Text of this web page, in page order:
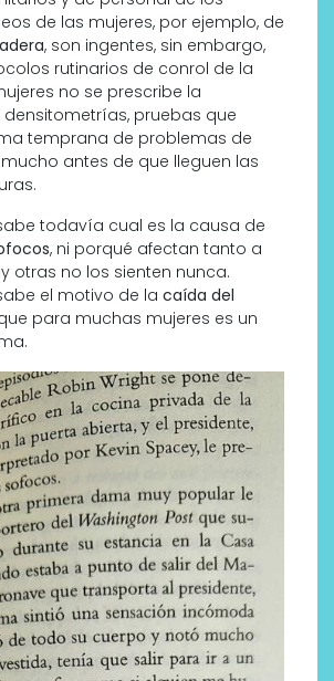
de las mujeres, por ejemplo, de
, son ingentes, sin embargo,
rutinarios de conrol de la
no se prescribe la
densitometrías, pruebas que
temprana de problemas de
antes de que lleguen las
todavía cual es la causa de
, ni porqué afectan tanto a
otras no los sienten nunca.
el motivo de la caída del
para muchas mujeres es un